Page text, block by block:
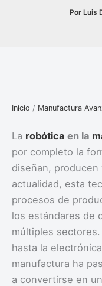
Por Luis
Inicio / Manufactura
La robótica en la
por completo la
diseñan,
actualidad, esta
procesos de
los estándares de
múltiples sectores.
hasta la
manufactura ha
a convertirse en